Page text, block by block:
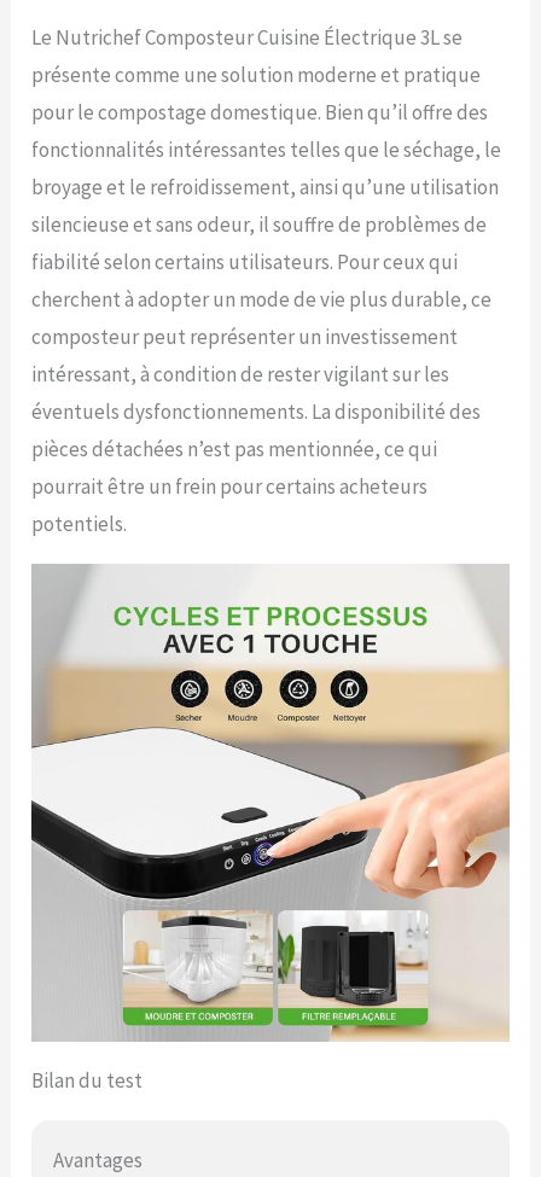
Le Nutrichef Composteur Cuisine Électrique 3L se
présente comme une solution moderne et pratique
pour le compostage domestique. Bien qu’il offre des
fonctionnalités intéressantes telles que le séchage, le
broyage et le refroidissement, ainsi qu’une utilisation
silencieuse et sans odeur, il souffre de problèmes de
fiabilité selon certains utilisateurs. Pour ceux qui
cherchent à adopter un mode de vie plus durable, ce
composteur peut représenter un investissement
intéressant, à condition de rester vigilant sur les
éventuels dysfonctionnements. La disponibilité des
pièces détachées n’est pas mentionnée, ce qui
pourrait être un frein pour certains acheteurs
potentiels.
Bilan du test
Avantages